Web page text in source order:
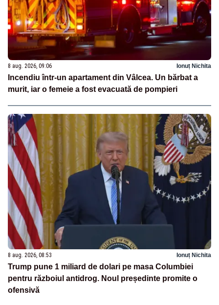
8 aug. 2026, 09:06 Ionuț Nichita
Incendiu într-un apartament din Vâlcea. Un bărbat a
murit, iar o femeie a fost evacuată de pompieri
8 aug. 2026, 08:53 Ionuț Nichita
Trump pune 1 miliard de dolari pe masa Columbiei
pentru războiul antidrog. Noul președinte promite o
ofensivă